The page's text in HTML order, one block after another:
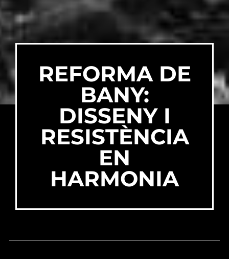
REFORMA DE
BANY:
DISSENY I
RESISTÈNCIA
EN
HARMONIA